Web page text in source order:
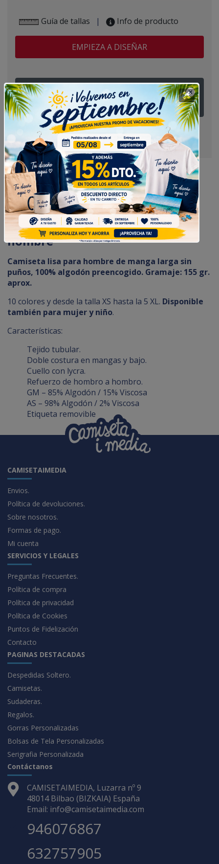
Guía de tallas | Info de producto
EMPIEZA A DISEÑAR
¿Tienes alguna duda? Pregúntanos
Camiseta Manga Larga Hombre básica, también
disponible para mujer y niño.
Camiseta manga larga para
hombre
Camiseta lisa para hombre de manga larga sin
puños, 100% algodón preencogido. Gramaje: 155 gr.
aprox.
10 colores y desde la talla XS hasta la 5 XL. Disponible
también para mujer y niño.
Características:
Tejido tubular.
Doble costura en mangas y bajo.
Cuello con lycra.
Refuerzo de hombro a hombro.
GM – 85% Algodón / 15% Viscosa
AS – 98% Algodón / 2% Viscosa
Etiqueta removible
CAMISETAIMEDIA
Envios.
Política de devoluciones.
Sobre nosotros.
Formas de pago.
Mi cuenta
SERVICIOS Y LEGALES
Preguntas Frecuentes.
Política de compra
Política de privacidad
Política de Cookies
Puntos de Fidelización
Contacto
PAGINAS DESTACADAS
Despedidas Soltero.
Camisetas.
Sudaderas.
Regalos.
Gorras Personalizadas
Bolsas de Tela Personalizadas
Serigrafia Personalizada
Contáctanos
CAMISETAIMEDIA, Luzarra nº 9
48014 Bilbao (BIZKAIA) España
Email: info@camisetaimedia.com
946076867
632757905